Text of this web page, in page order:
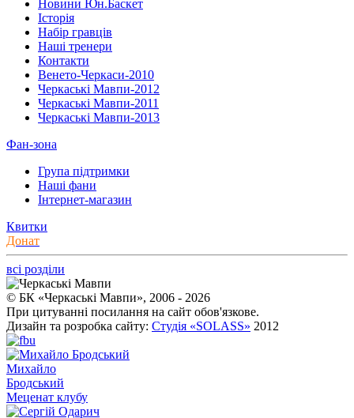
Новини Юн.Баскет
Історія
Набір гравців
Наші тренери
Контакти
Венето-Черкаси-2010
Черкаські Мавпи-2012
Черкаські Мавпи-2011
Черкаські Мавпи-2013
Фан-зона
Група підтримки
Наші фани
Інтернет-магазин
Квитки
Донат
всі розділи
© БК «Черкаські Мавпи», 2006 - 2026
При цитуванні посилання на сайт обов'язкове.
Дизайн та розробка сайту: Студія «SOLASS» 2012
Михайло
Бродський
Меценат клубу